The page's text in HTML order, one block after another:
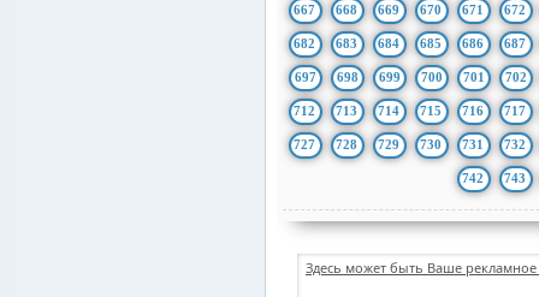
667 668 669 670 671 672
682 683 684 685 686 687
697 698 699 700 701 702
712 713 714 715 716 717
727 728 729 730 731 732
742 743
Здесь может быть Ваше